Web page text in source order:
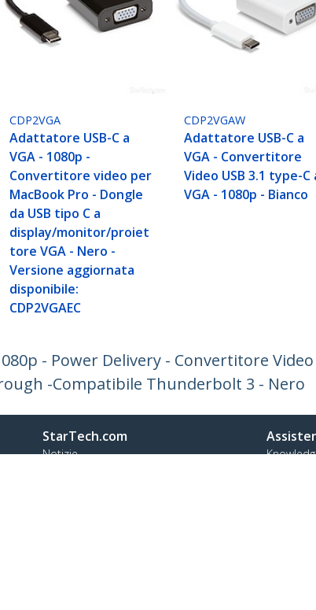
CDP2VGA
Adattatore USB-C a
VGA - 1080p -
Convertitore video per
MacBook Pro - Dongle
da USB tipo C a
display/monitor/proiet
tore VGA - Nero -
Versione aggiornata
disponibile:
CDP2VGAEC
CDP2VGAW
Adattatore USB-C a
VGA - Convertitore
Video USB 3.1 type-C
VGA - 1080p - Bianco
- Power Delivery - Convertitore
-Compatibile Thunderbolt 3 - Nero
StarTech.com
Notizie